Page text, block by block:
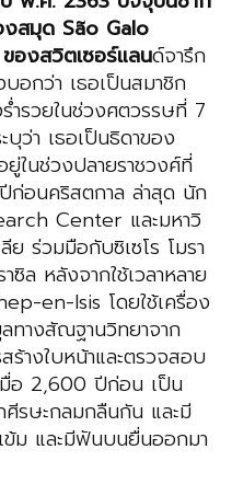
สมุด São Galo
องสวิตเซอร์แลนด์จารึก
อกว่า เธอเป็นสมาชิก
รวยในช่วงศตวรรษที่ 7
ว่า เธอเป็นธิดาของ
ในช่วงปลายราชวงศ์ที่
ก่อนคริสตกาล ล่าสุด นัก
Center และมหาวิ
ย ร่วมมือกับซิเซโร โมรา
ล หลังจากใช้เวลาหลาย
en-Isis โดยใช้เครื่อง
ทางสัณฐานวิทยาจาก
ร้างใบหน้าและตรวจสอบ
อ 2,600 ปีก่อน เป็น
รษะกลมกลืนกัน และมี
ข้ม และมีฟันบนยื่นออกมา